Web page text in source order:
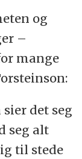
og
–
mange
det seg
seg alt
til stede